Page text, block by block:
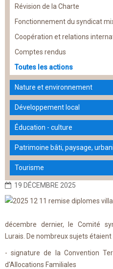
Révision de la Charte
Fonctionnement du syndicat
Coopération et relations
Comptes rendus
Toutes les actions
Nature et environnement
Développement local
Éducation - culture
Patrimoine bâti, paysage,
Tourisme
19 DÉCEMBRE 2025
décembre dernier, le Comité
Lurais. De nombreux sujets
- signature de la Convention
d'Allocations Familiales